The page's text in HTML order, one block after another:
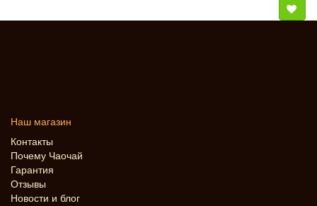
Наш магазин
Контакты
Почему Чаочай
Гарантия
Отзывы
Новости и блог